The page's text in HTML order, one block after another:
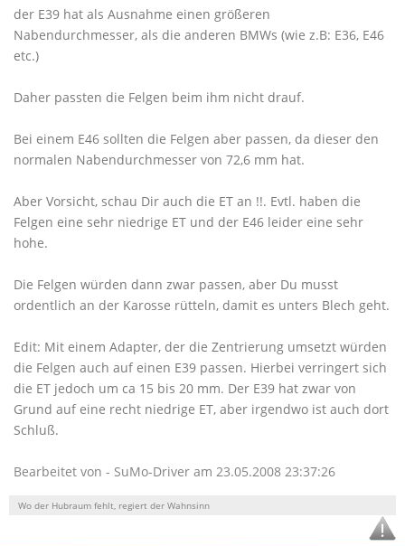
der E39 hat als Ausnahme einen größeren
Nabendurchmesser, als die anderen BMWs (wie z.B: E36, E46
etc.)
Daher passten die Felgen beim ihm nicht drauf.
Bei einem E46 sollten die Felgen aber passen, da dieser den
normalen Nabendurchmesser von 72,6 mm hat.
Aber Vorsicht, schau Dir auch die ET an !!. Evtl. haben die
Felgen eine sehr niedrige ET und der E46 leider eine sehr
hohe.
Die Felgen würden dann zwar passen, aber Du musst
ordentlich an der Karosse rütteln, damit es unters Blech geht.
Edit: Mit einem Adapter, der die Zentrierung umsetzt würden
die Felgen auch auf einen E39 passen. Hierbei verringert sich
die ET jedoch um ca 15 bis 20 mm. Der E39 hat zwar von
Grund auf eine recht niedrige ET, aber irgendwo ist auch dort
Schluß.
Bearbeitet von - SuMo-Driver am 23.05.2008 23:37:26
Wo der Hubraum fehlt, regiert der Wahnsinn